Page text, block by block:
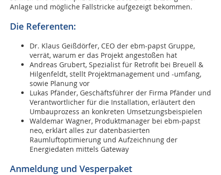
Anlage und mögliche Fallstricke aufgezeigt bekommen.
Die Referenten:
Dr. Klaus Geißdörfer, CEO der ebm-papst Gruppe,
verrät, warum er das Projekt angestoßen hat
Andreas Grubert, Spezialist für Retrofit bei Breuell &
Hilgenfeldt, stellt Projektmanagement und -umfang,
sowie Planung vor
Lukas Pfänder, Geschäftsführer der Firma Pfänder und
Verantwortlicher für die Installation, erläutert den
Umbauprozess an konkreten Umsetzungsbeispielen
Waldemar Wagner, Produktmanager bei ebm-papst
neo, erklärt alles zur datenbasierten
Raumluftoptimierung und Aufzeichnung der
Energiedaten mittels Gateway
Anmeldung und Vesperpaket